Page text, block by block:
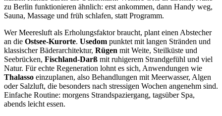
zu Berlin funktionieren ähnlich: erst ankommen, dann Handy weg,
Sauna, Massage und früh schlafen, statt Programm.
Wer Meeresluft als Erholungsfaktor braucht, plant einen Abstecher
an die Ostsee-Kurorte. Usedom punktet mit langen Stränden und
klassischer Bäderarchitektur, Rügen mit Weite, Steilküste und
Seebrücken, Fischland-Darß mit ruhigerem Strandgefühl und viel
Natur. Für echte Regeneration lohnt es sich, Anwendungen wie
Thalasso einzuplanen, also Behandlungen mit Meerwasser, Algen
oder Salzluft, die besonders nach stressigen Wochen angenehm sind.
Einfache Routine: morgens Strandspaziergang, tagsüber Spa,
abends leicht essen.